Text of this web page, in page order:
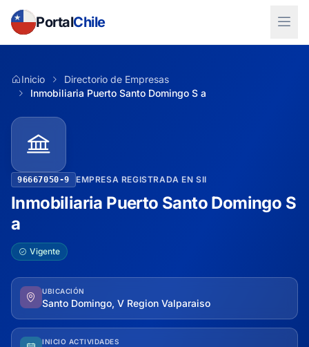
PortalChile
Inicio
Directorio de Empresas
Inmobiliaria Puerto Santo Domingo S a
96667050-9 EMPRESA REGISTRADA EN SII
Inmobiliaria Puerto Santo Domingo S
a
Vigente
UBICACIÓN
Santo Domingo, V Region Valparaiso
INICIO ACTIVIDADES